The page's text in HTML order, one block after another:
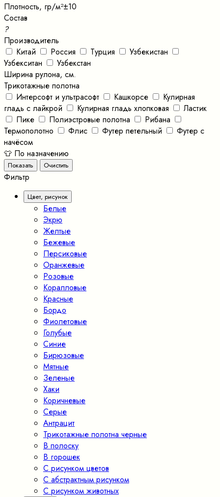
Плотность, гр/м²±10
Состав
?
Производитель
Китай
Россия Турция
Узбекистан
Узбекситан
Узбекстан
Ширина рулона, см.
Трикотажные полотна
Интерсофт и ультрасофт
Кашкорсе
Кулирная
гладь с лайкрой
Кулирная гладь хлопковая
Ластик
Пике
Полиэстровые полотна
Рибана
Термополотно
Флис Футер петельный
Футер с
начёсом
👕 По назначению
Фильтр
Цвет, рисунок
Белые
Экрю
Желтые
Бежевые
Персиковые
Оранжевые
Розовые
Коралловые
Красные
Бордо
Фиолетовые
Голубые
Синие
Бирюзовые
Мятные
Зеленые
Хаки
Коричневые
Серые
Антрацит
Трикотажные полотна черные
В полоску
В горошек
С рисунком цветов
С абстрактным рисунком
С рисунком животных